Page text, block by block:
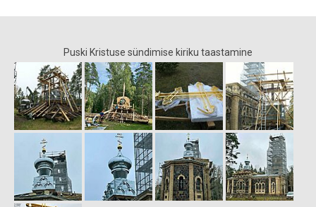
Puski Kristuse sündimise kiriku taastamine